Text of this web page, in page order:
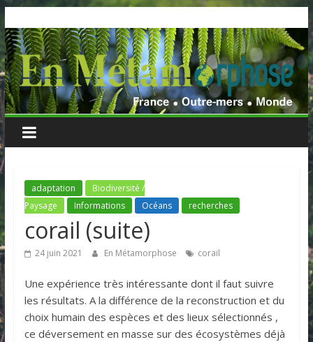
to
content
adaptation
Biodiversité /
Paysage
Informations Océans recherches
corail (suite)
24 juin 2021 En Métamorphose corail
Une expérience très intéressante dont il faut suivre
les résultats. A la différence de la reconstruction et du
choix humain des espèces et des lieux sélectionnés ,
ce déversement en masse sur des écosystèmes déjà